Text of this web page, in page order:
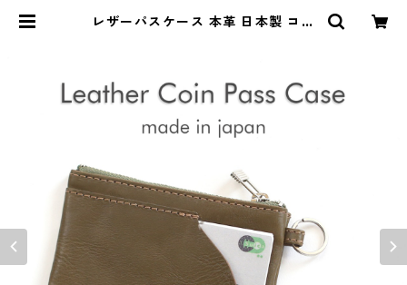
レザーパスケース 本革 日本製 コイ
インストア